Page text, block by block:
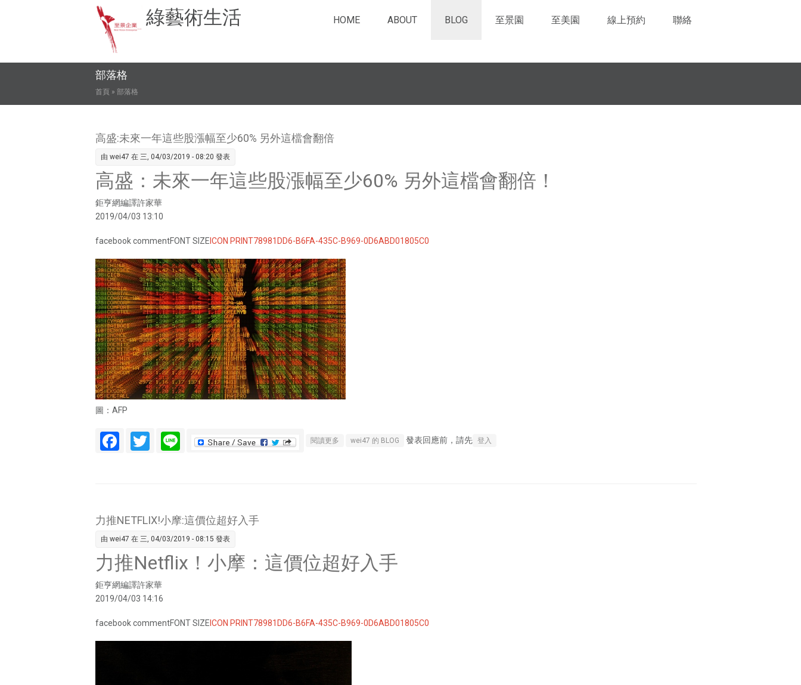
綠藝術生活 HOME ABOUT BLOG 至景園 至美園 線上預約 聯絡
部落格
您在這裡
首頁 » 部落格
高盛:未來一年這些股漲幅至少60% 另外這檔會翻倍
由 wei47 在 三, 04/03/2019 - 08:20 發表
高盛：未來一年這些股漲幅至少60% 另外這檔會翻倍！
鉅亨網編譯許家華
2019/04/03 13:10
facebook commentFONT SIZE ICON PRINT78981DD6-B6FA-435C-B969-0D6ABD01805C0
圖：AFP
Facebook
Twitter
Line 閱讀更多 關於高盛:未來一年這些股漲幅至少60% 另外這檔會翻倍
wei47 的 BLOG 發表回應前，請先 登入
力推NETFLIX!小摩:這價位超好入手
由 wei47 在 三, 04/03/2019 - 08:15 發表
力推Netflix！小摩：這價位超好入手
鉅亨網編譯許家華
2019/04/03 14:16
facebook commentFONT SIZE ICON PRINT78981DD6-B6FA-435C-B969-0D6ABD01805C0